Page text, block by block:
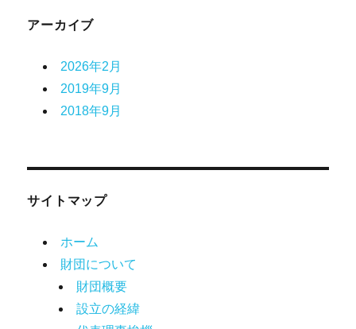
アーカイブ
2026年2月
2019年9月
2018年9月
サイトマップ
ホーム
財団について
財団概要
設立の経緯